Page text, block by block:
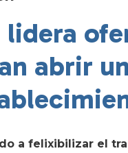
lidera
abrir
a felixibilizar el